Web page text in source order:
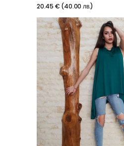
20.45 € (40.00лв.)